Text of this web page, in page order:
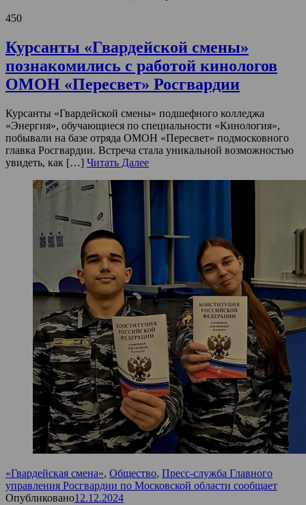
450
Курсанты «Гвардейской смены»
познакомились с работой кинологов
ОМОН «Пересвет» Росгвардии
Курсанты «Гвардейской смены» подшефного колледжа
«Энергия», обучающиеся по специальности «Кинология»,
побывали на базе отряда ОМОН «Пересвет» подмосковного
главка Росгвардии. Встреча стала уникальной возможностью
увидеть, как […] Читать Далее
«Гвардейская смена», Общество, Пресс-служба Главного
управления Росгвардии по Московской области сообщает
Опубликовано12.12.2024